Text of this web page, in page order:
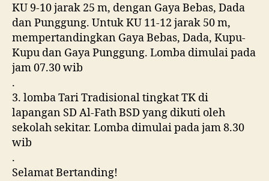
KU 9-10 jarak 25 m, dengan Gaya Bebas, Dada
dan Punggung. Untuk KU 11-12 jarak 50 m,
mempertandingkan Gaya Bebas, Dada, Kupu-
Kupu dan Gaya Punggung. Lomba dimulai pada
jam 07.30 wib
.
3. lomba Tari Tradisional tingkat TK di
lapangan SD Al-Fath BSD yang dikuti oleh
sekolah sekitar. Lomba dimulai pada jam 8.30
wib
.
Selamat Bertanding!